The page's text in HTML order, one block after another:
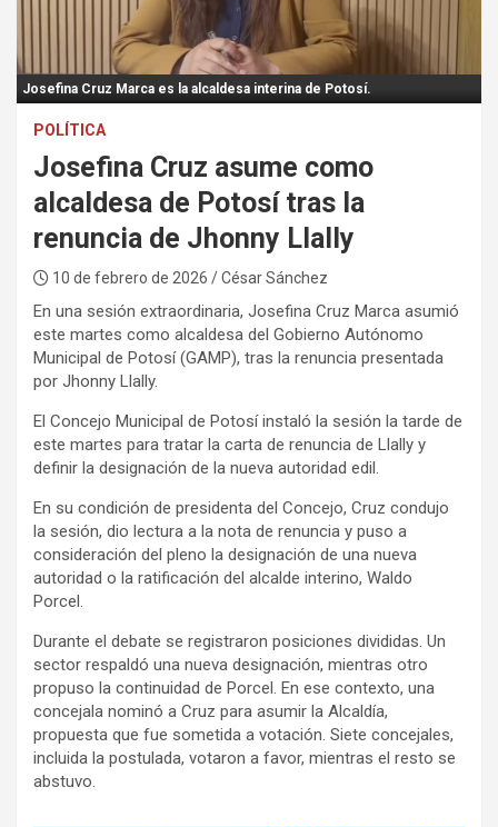
:
Josefina Cruz Marca es la alcaldesa interina de Potosí.
POLÍTICA
Josefina Cruz asume como
alcaldesa de Potosí tras la
renuncia de Jhonny Llally
10 de febrero de 2026 / César Sánchez
En una sesión extraordinaria, Josefina Cruz Marca asumió
este martes como alcaldesa del Gobierno Autónomo
Municipal de Potosí (GAMP), tras la renuncia presentada
por Jhonny Llally.
El Concejo Municipal de Potosí instaló la sesión la tarde de
este martes para tratar la carta de renuncia de Llally y
definir la designación de la nueva autoridad edil.
En su condición de presidenta del Concejo, Cruz condujo
la sesión, dio lectura a la nota de renuncia y puso a
consideración del pleno la designación de una nueva
autoridad o la ratificación del alcalde interino, Waldo
Porcel.
Durante el debate se registraron posiciones divididas. Un
sector respaldó una nueva designación, mientras otro
propuso la continuidad de Porcel. En ese contexto, una
concejala nominó a Cruz para asumir la Alcaldía,
propuesta que fue sometida a votación. Siete concejales,
incluida la postulada, votaron a favor, mientras el resto se
abstuvo.